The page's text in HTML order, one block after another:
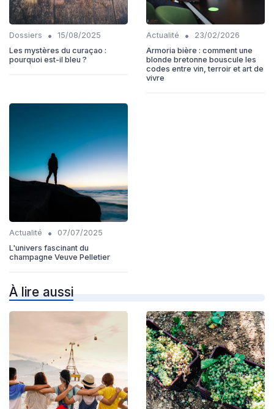
Dossiers •
15/08/2025
Les mystères du curaçao :
pourquoi est-il bleu ?
Actualité •
23/02/2026
Armoria bière : comment une
blonde bretonne bouscule les
codes entre vin, terroir et art de
vivre
Actualité •
07/07/2025
L'univers fascinant du
champagne Veuve Pelletier
À lire aussi